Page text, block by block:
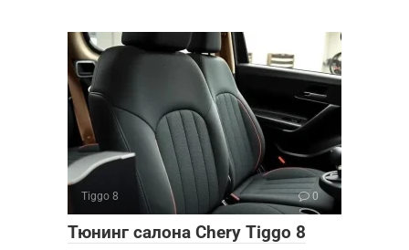
Tiggo 8 0
Тюнинг салона Chery Tiggo 8